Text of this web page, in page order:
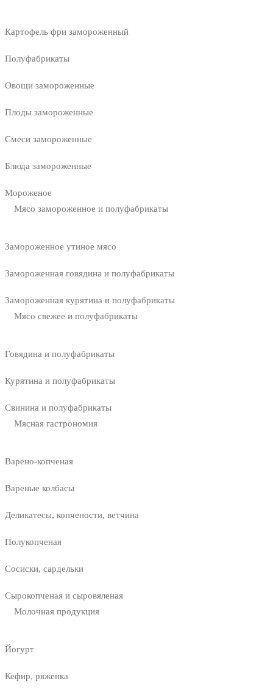
Картофель фри замороженный
Полуфабрикаты
Овощи замороженные
Плоды замороженные
Смеси замороженные
Блюда замороженные
Мороженое
Мясо замороженное и полуфабрикаты
Замороженное утиное мясо
Замороженная говядина и полуфабрикаты
Замороженная курятина и полуфабрикаты
Мясо свежее и полуфабрикаты
Говядина и полуфабрикаты
Курятина и полуфабрикаты
Свинина и полуфабрикаты
Мясная гастрономия
Варено-копченая
Вареные колбасы
Деликатесы, копчености, ветчина
Полукопченая
Сосиски, сардельки
Сырокопченая и сыровяленая
Молочная продукция
Йогурт
Кефир, ряженка